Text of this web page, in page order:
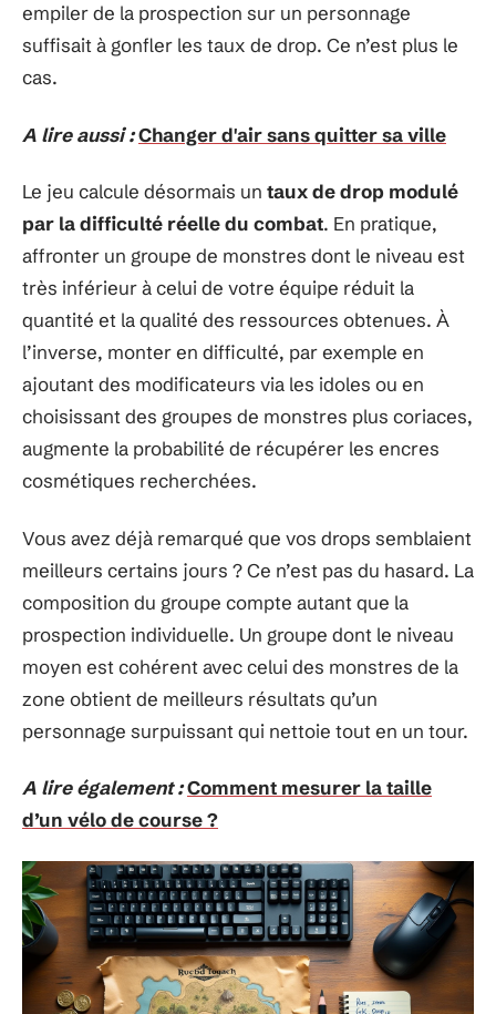
empiler de la prospection sur un personnage
suffisait à gonfler les taux de drop. Ce n’est plus le
cas.
A lire aussi :Changer d'air sans quitter sa ville
Le jeu calcule désormais un taux de drop modulé
par la difficulté réelle du combat. En pratique,
affronter un groupe de monstres dont le niveau est
très inférieur à celui de votre équipe réduit la
quantité et la qualité des ressources obtenues. À
l’inverse, monter en difficulté, par exemple en
ajoutant des modificateurs via les idoles ou en
choisissant des groupes de monstres plus coriaces,
augmente la probabilité de récupérer les encres
cosmétiques recherchées.
Vous avez déjà remarqué que vos drops semblaient
meilleurs certains jours ? Ce n’est pas du hasard. La
composition du groupe compte autant que la
prospection individuelle. Un groupe dont le niveau
moyen est cohérent avec celui des monstres de la
zone obtient de meilleurs résultats qu’un
personnage surpuissant qui nettoie tout en un tour.
A lire également :Comment mesurer la taille
d’un vélo de course ?